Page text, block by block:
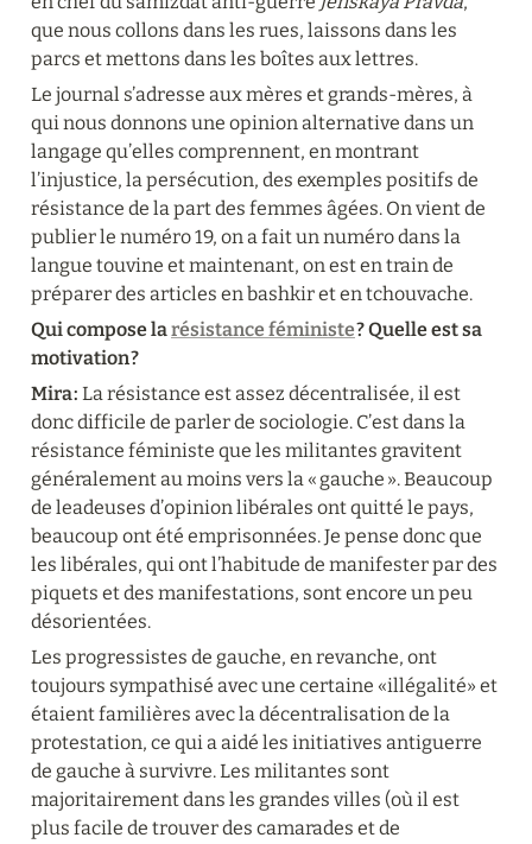
que nous collons dans les rues, laissons dans les
parcs et mettons dans les boîtes aux lettres.
Le journal s’adresse aux mères et grands-mères, à
qui nous donnons une opinion alternative dans un
langage qu’elles comprennent, en montrant
l’injustice, la persécution, des exemples positifs de
résistance de la part des femmes âgées. On vient de
publier le numéro 19, on a fait un numéro dans la
langue touvine et maintenant, on est en train de
préparer des articles en bashkir et en tchouvache.
Qui compose la résistance féministe ? Quelle est sa
motivation ?
Mira : La résistance est assez décentralisée, il est
donc difficile de parler de sociologie. C’est dans la
résistance féministe que les militantes gravitent
généralement au moins vers la « gauche ». Beaucoup
de leadeuses d’opinion libérales ont quitté le pays,
beaucoup ont été emprisonnées. Je pense donc que
les libérales, qui ont l’habitude de manifester par des
piquets et des manifestations, sont encore un peu
désorientées.
Les progressistes de gauche, en revanche, ont
toujours sympathisé avec une certaine «illégalité» et
étaient familières avec la décentralisation de la
protestation, ce qui a aidé les initiatives antiguerre
de gauche à survivre. Les militantes sont
majoritairement dans les grandes villes (où il est
plus facile de trouver des camarades et de